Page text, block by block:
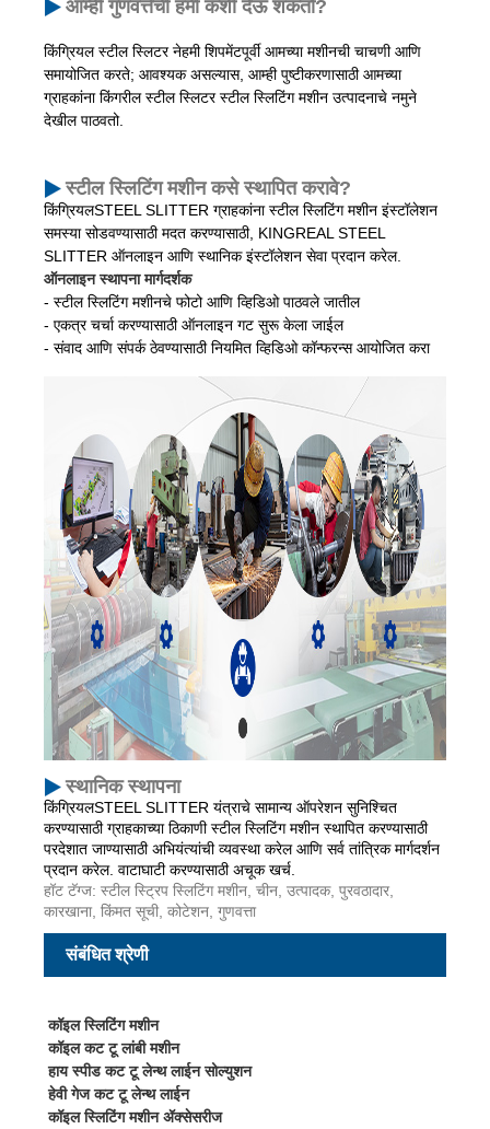
आम्ही गुणवत्तेची हमी कशी देऊ शकतो?
किंग्रियल स्टील स्लिटर नेहमी शिपमेंटपूर्वी आमच्या मशीनची चाचणी आणि
समायोजित करते; आवश्यक असल्यास, आम्ही पुष्टीकरणासाठी आमच्या
ग्राहकांना किंगरील स्टील स्लिटर स्टील स्लिटिंग मशीन उत्पादनाचे नमुने
देखील पाठवतो.
स्टील स्लिटिंग मशीन कसे स्थापित करावे?
किंग्रियलSTEEL SLITTER ग्राहकांना स्टील स्लिटिंग मशीन इंस्टॉलेशन
समस्या सोडवण्यासाठी मदत करण्यासाठी, KINGREAL STEEL
SLITTER ऑनलाइन आणि स्थानिक इंस्टॉलेशन सेवा प्रदान करेल.
ऑनलाइन स्थापना मार्गदर्शक
- स्टील स्लिटिंग मशीनचे फोटो आणि व्हिडिओ पाठवले जातील
- एकत्र चर्चा करण्यासाठी ऑनलाइन गट सुरू केला जाईल
- संवाद आणि संपर्क ठेवण्यासाठी नियमित व्हिडिओ कॉन्फरन्स आयोजित करा
स्थानिक स्थापना
किंग्रियलSTEEL SLITTER यंत्राचे सामान्य ऑपरेशन सुनिश्चित
करण्यासाठी ग्राहकाच्या ठिकाणी स्टील स्लिटिंग मशीन स्थापित करण्यासाठी
परदेशात जाण्यासाठी अभियंत्यांची व्यवस्था करेल आणि सर्व तांत्रिक मार्गदर्शन
प्रदान करेल. वाटाघाटी करण्यासाठी अचूक खर्च.
हॉट टॅग्ज: स्टील स्ट्रिप स्लिटिंग मशीन, चीन, उत्पादक, पुरवठादार,
कारखाना, किंमत सूची, कोटेशन, गुणवत्ता
संबंधित श्रेणी
कॉइल स्लिटिंग मशीन
कॉइल कट टू लांबी मशीन
हाय स्पीड कट टू लेन्थ लाईन सोल्युशन
हेवी गेज कट टू लेन्थ लाईन
कॉइल स्लिटिंग मशीन ॲक्सेसरीज